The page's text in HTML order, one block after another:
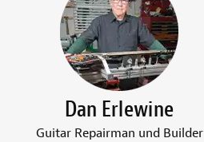
Dan Erlewine
Guitar Repairman und Builder